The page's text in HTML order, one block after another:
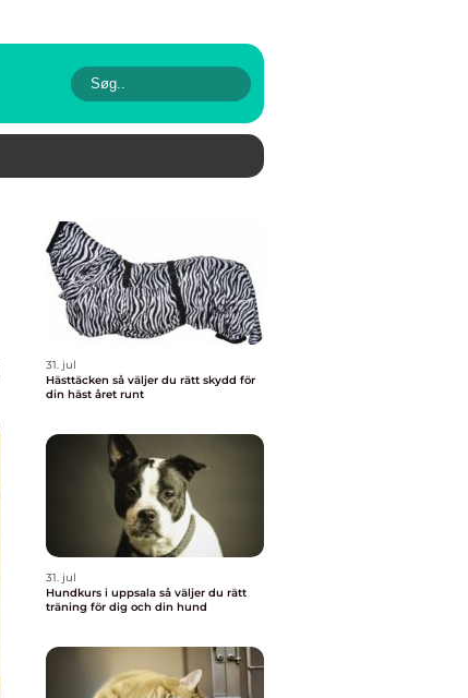
31. jul
Hästtäcken så väljer du rätt skydd för
din häst året runt
31. jul
Hundkurs i uppsala så väljer du rätt
träning för dig och din hund